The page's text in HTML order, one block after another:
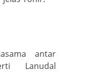
antar
Lanudal